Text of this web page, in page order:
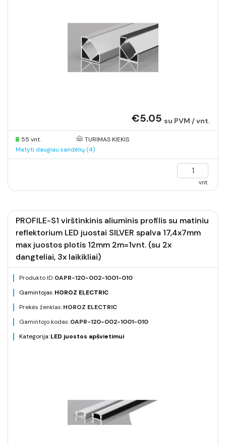
€5.05 su PVM / vnt.
55 vnt.
TURIMAS KIEKIS
Matyti daugiau sandėlių (4)
vnt.
PROFILE-S1 virštinkinis aliuminis profilis su matiniu
reflektorium LED juostai SILVER spalva 17,4x7mm
max juostos plotis 12mm 2m=1vnt. (su 2x
dangteliai, 3x laikikliai)
Produkto ID:0APR-120-002-1001-010
Gamintojas:HOROZ ELECTRIC
Prekės ženklas:HOROZ ELECTRIC
Gamintojo kodas:0APR-120-002-1001-010
Kategorija:LED juostos apšvietimui